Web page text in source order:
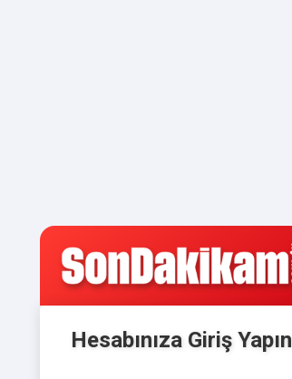
Hesabınıza Giriş Yapın